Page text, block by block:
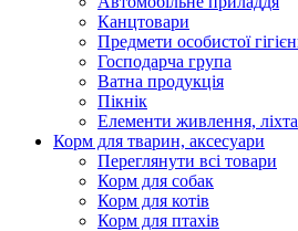
Канцтовари
Предмети особистої
Господарча група
Ватна продукція
Пікнік
Елементи живлення,
Корм для тварин, аксесуари
Переглянути всі товари
Корм для собак
Корм для котів
Корм для птахів